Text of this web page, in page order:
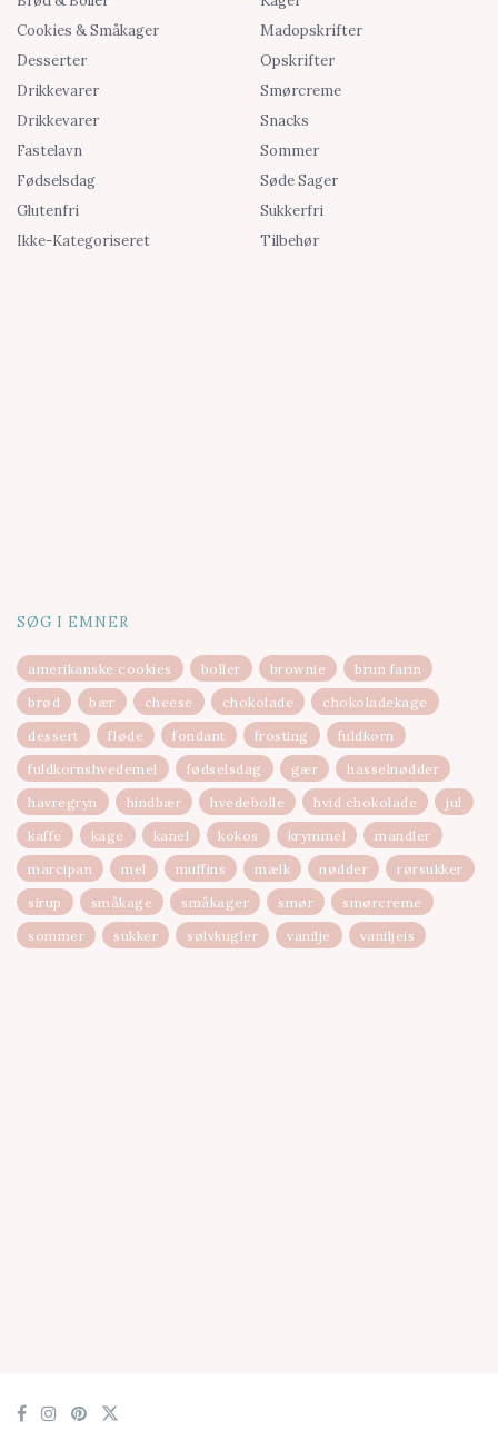
Cookies & Småkager
Desserter
Drikkevarer
Drikkevarer
Fastelavn
Fødselsdag
Glutenfri
Ikke-Kategoriseret
Madopskrifter
Opskrifter
Smørcreme
Snacks
Sommer
Søde Sager
Sukkerfri
Tilbehør
SØG I EMNER
amerikanske cookies boller brownie
brun farin
brød
bær cheese chokolade
chokoladekage
dessert
fløde fondant frosting
fuldkorn
fuldkornshvedemel
fødselsdag gær
hasselnødder
havregryn
hindbær hvedebolle hvid chokolade
jul
kaffe
kage kanel kokos krymmel
mandler
marcipan
mel muffins mælk nødder
rørsukker
sirup
småkage småkager smør
smørcreme
sommer
sukker sølvkugler vanilje vaniljeis